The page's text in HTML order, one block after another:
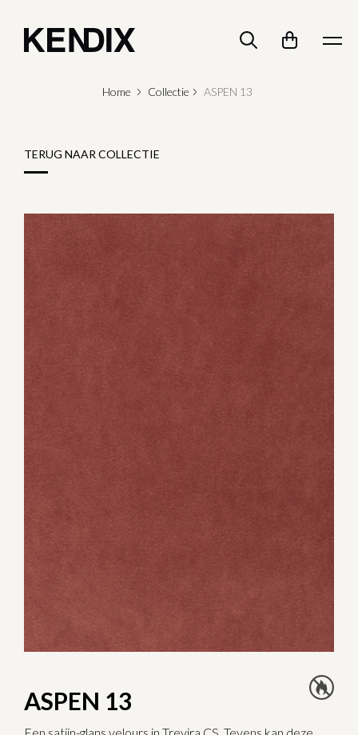
Home Collectie ASPEN 13
TERUG NAAR COLLECTIE
ASPEN 13
Een satijn-glans velours in Trevira CS. Tevens kan deze